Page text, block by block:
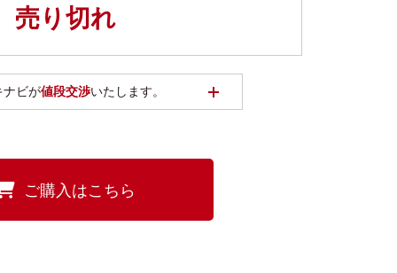
売り切れ
ナビが値段交渉いたします。
ご購入はこちら